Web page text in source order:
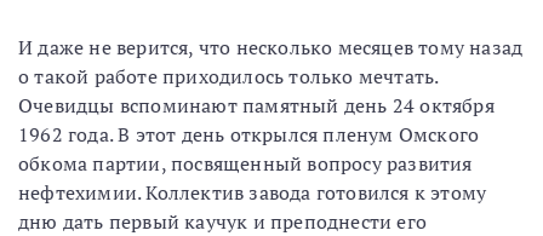
И даже не верится, что несколько месяцев тому назад
о такой работе приходилось только мечтать.
Очевидцы вспоминают памятный день 24 октября
1962 года. В этот день открылся пленум Омского
обкома партии, посвященный вопросу развития
нефтехимии. Коллектив завода готовился к этому
дню дать первый каучук и преподнести его